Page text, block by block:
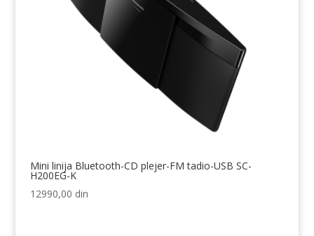
Mini linija Bluetooth-CD plejer-FM tadio-USB SC-
H200EG-K
12990,00 din